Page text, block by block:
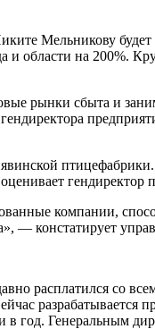
Мельникову
и области на 200%.
рынки сбыта и
гендиректор
компании,
— констатирует
расплатился со
разрабатывается
в год. Генеральным